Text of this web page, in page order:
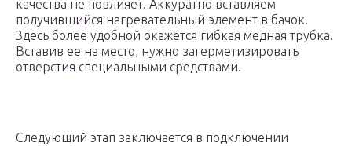
качества не повлияет. Аккуратно вставляем
получившийся нагревательный элемент в бачок.
Здесь более удобной окажется гибкая медная трубка.
Вставив ее на место, нужно загерметизировать
отверстия специальными средствами.
Следующий этап заключается в подключении